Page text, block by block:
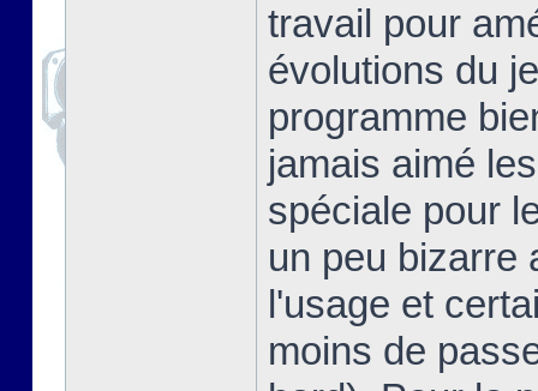
travail pour
évolutions du
programme
jamais aimé
spéciale pour
un peu bizarre
l'usage et
moins de